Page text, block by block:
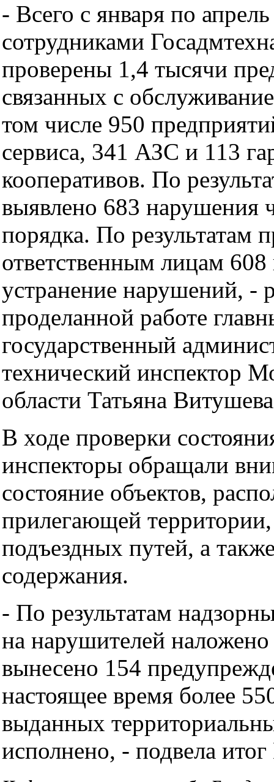
- Всего с января по
сотрудниками
проверены 1,4 тысячи
связанных с
том числе 950
сервиса, 341 АЗС и 113
кооперативов. По
выявлено 683 нарушения
порядка. По результатам
ответственным лицам
устранение нарушений, -
проделанной работе
государственный
технический инспектор
области Татьяна
В ходе проверки
инспекторы обращали
состояние объектов,
прилегающей
подъездных путей, а
содержания.
- По результатам
на нарушителей
вынесено 154
настоящее время более
выданных
исполнено, - подвела